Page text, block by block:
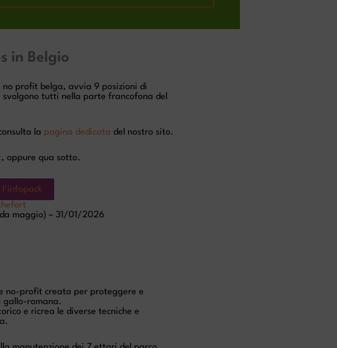
in Belgio
no profit belga, avvia 9 posizioni di
tutti nella parte francofona del
la pagina dedicata del nostro sito.
, oppure qua sotto.
l'infopack
maggio) – 31/01/2026
no-profit creata per proteggere e
gallo-romana.
e ricrea le diverse tecniche e